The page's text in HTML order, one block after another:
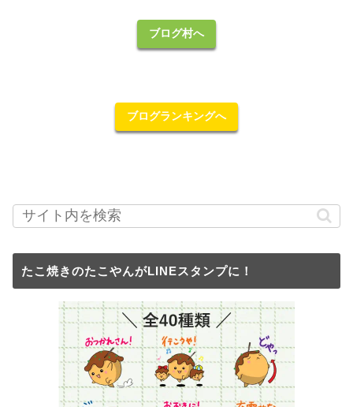
ブログ村へ
ブログランキングへ
たこ焼きのたこやんがLINEスタンプに！